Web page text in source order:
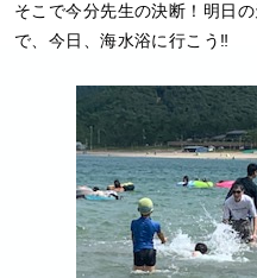
そこで今分先生の決断！明日
で、今日、海水浴に行こう‼